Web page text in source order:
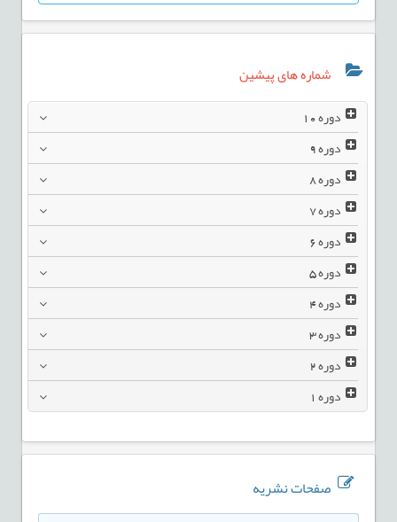
شماره های پیشین
دوره10
دوره9
دوره8
دوره7
دوره6
دوره5
دوره4
دوره3
دوره2
دوره1
صفحات نشریه